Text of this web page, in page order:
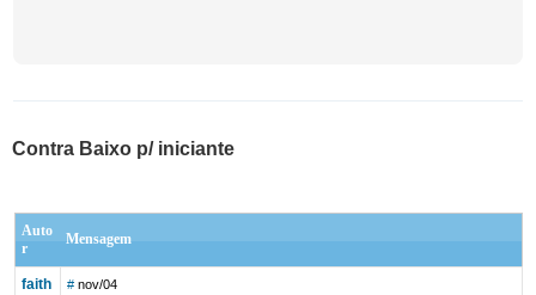
Contra Baixo p/ iniciante
Auto
r
Mensagem
faith
# nov/04